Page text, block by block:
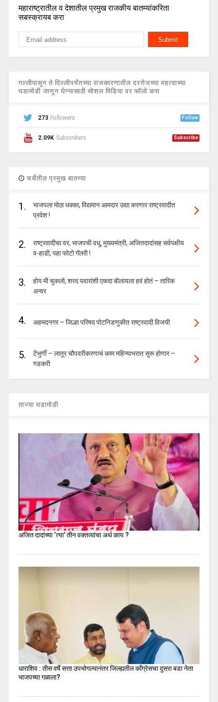
महाराष्ट्रातील व देशातील प्रमुख राजकीय बातम्यांकरिता
सबस्क्रायब करा
गल्लीपासून ते दिल्लीपर्यंतच्या राजकारणातील दररोजच्या महत्वाच्या
घडामोडी जाणून घेण्यासाठी सोशल मिडिया वर फॉलो करा
273 Followers Follow
2.09K Subscribers Subscribe
चर्चेतील प्रमुख बातम्या
1.
भाजपला मोठा धक्का, विद्यमान आमदार उद्या करणार राष्ट्रवादीत
प्रवेश !
2.
राष्ट्रवादीचा वर, भाजपची वधू, मुख्यमंत्री, अजितदादांसह सर्वपक्षीय
व-हाडी, पहा फोटो गॅलरी !
3.
होय मी चुकलो, शरद पवारांशी एकदा बोलायला हवं होतं – तारिक
अन्वर
4. अहमदनगर – जिल्हा परिषद पोटनिडणुकीत राष्ट्रवादी विजयी
5.
टेंभुर्णी – लातूर चौपदरीकरणाचं काम महिन्याभरात सुरू होणार –
गडकरी
ताज्या घडामोडी
अजित दादांच्या ‘त्या’ तीन वक्तव्यांचा अर्थ काय ?
धाराशिव : तीस वर्षे सत्ता उपभोगल्यानंतर जिल्ह्यतील कॉंग्रेसचा दुसरा बडा नेता
भाजपच्या गळाला?